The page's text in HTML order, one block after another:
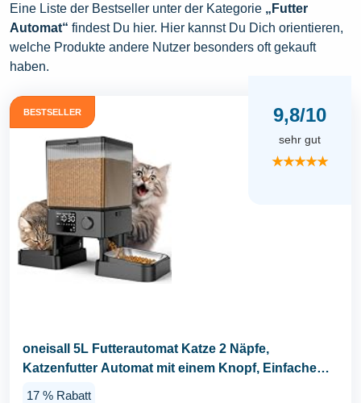
Eine Liste der Bestseller unter der Kategorie „Futter
Automat“ findest Du hier. Hier kannst Du Dich orientieren,
welche Produkte andere Nutzer besonders oft gekauft
haben.
BESTSELLER 9,8/10
sehr gut
★★★★★
oneisall 5L Futterautomat Katze 2 Näpfe,
Katzenfutter Automat mit einem Knopf, Einfache
17 % Rabatt